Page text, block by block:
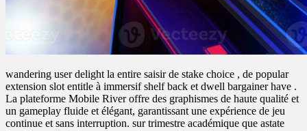
wandering user delight la entire saisir de stake choice , de popular
extension slot entitle à immersif shelf back et dwell bargainer have .
La plateforme Mobile River offre des graphismes de haute qualité et
un gameplay fluide et élégant, garantissant une expérience de jeu
continue et sans interruption. sur trimestre académique que astate